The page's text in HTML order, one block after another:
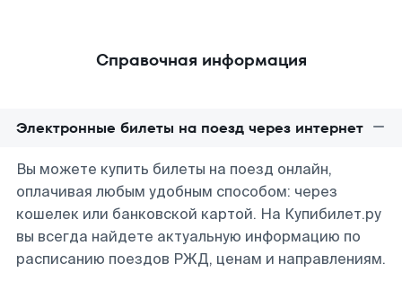
Справочная информация
Электронные билеты на поезд через интернет
Вы можете купить билеты на поезд онлайн,
оплачивая любым удобным способом: через
кошелек или банковской картой. На Купибилет.ру
вы всегда найдете актуальную информацию по
расписанию поездов РЖД, ценам и направлениям.